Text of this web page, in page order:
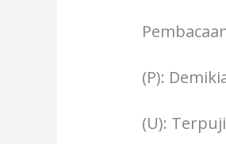
(P):
(U):